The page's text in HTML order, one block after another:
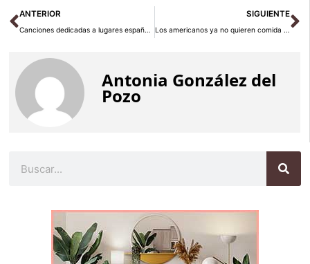
Ant
ANTERIOR
Canciones dedicadas a lugares españoles que deberías conocer
SIGUIENTE
Los americanos ya no quieren comida rápida
Antonia González del
Pozo